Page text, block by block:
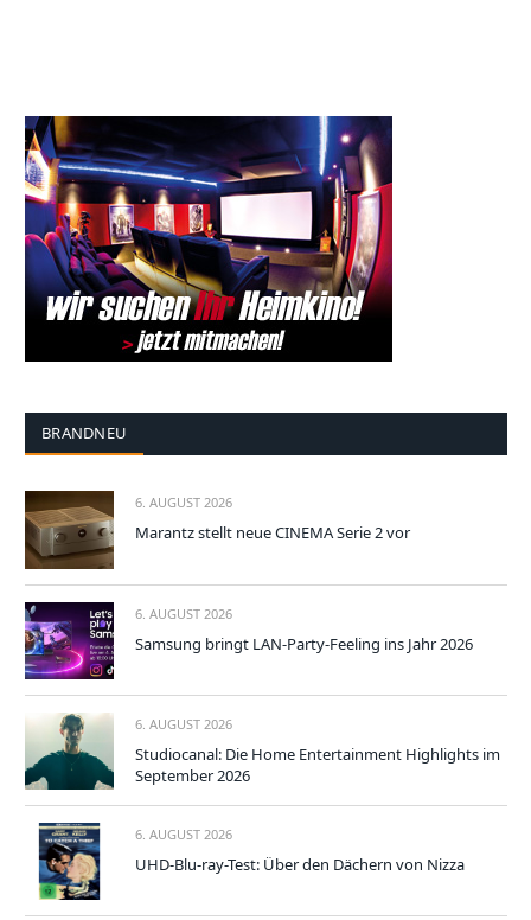
BRANDNEU
6. AUGUST 2026
Marantz stellt neue CINEMA Serie 2 vor
6. AUGUST 2026
Samsung bringt LAN-Party-Feeling ins Jahr 2026
6. AUGUST 2026
Studiocanal: Die Home Entertainment Highlights im
September 2026
6. AUGUST 2026
UHD-Blu-ray-Test: Über den Dächern von Nizza